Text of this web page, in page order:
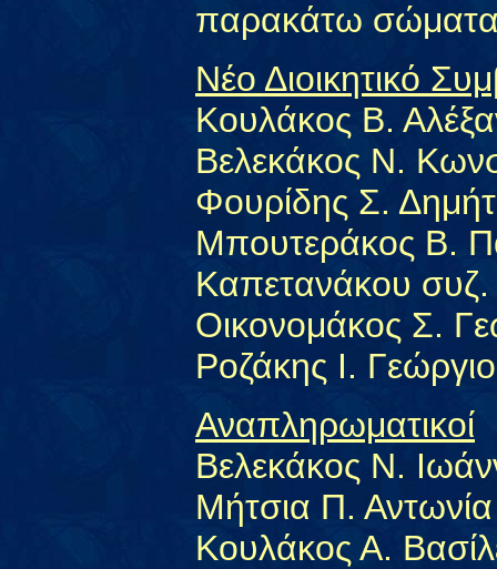
παρακάτω
Νέο Διοικητικό
Κουλάκος Β.
Βελεκάκος Ν.
Φουρίδης Σ.
Μπουτεράκος Β.
Καπετανάκου
Οικονομάκος Σ.
Ροζάκης Ι.
Αναπληρωματικοί
Βελεκάκος Ν.
Μήτσια Π. Αντωνία
Κουλάκος Α.